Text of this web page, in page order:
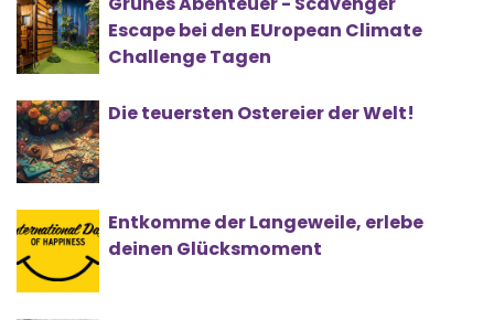
Escape bei den EUropean Climate
Challenge Tagen
Die teuersten Ostereier der Welt!
Entkomme der Langeweile, erlebe
deinen Glücksmoment